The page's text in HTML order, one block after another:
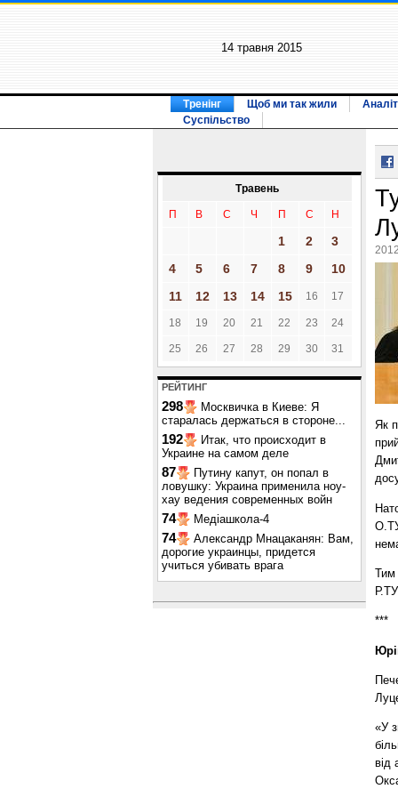
14 травня 2015
Тренінг Щоб ми так жили
Суспільство
Травень
П В С Ч П С Н
1 2
3
4
5 6 7 8 9
10
11
12 13 14 15 16 17
18 19 20 21 22 23 24
25 26 27 28 29 30 31
РЕЙТИНГ
298
Москвичка в Киеве: Я
старалась держаться в стороне...
192
Итак, что происходит в
Украине на самом деле
87
Путину капут, он попал в
ловушку: Украина применила ноу-
хау ведения современных войн
74 Медіашкола-4
74
Александр Мнацаканян: Вам,
дорогие украинцы, придется
учиться убивать врага
Як
Тим
***
«У
від